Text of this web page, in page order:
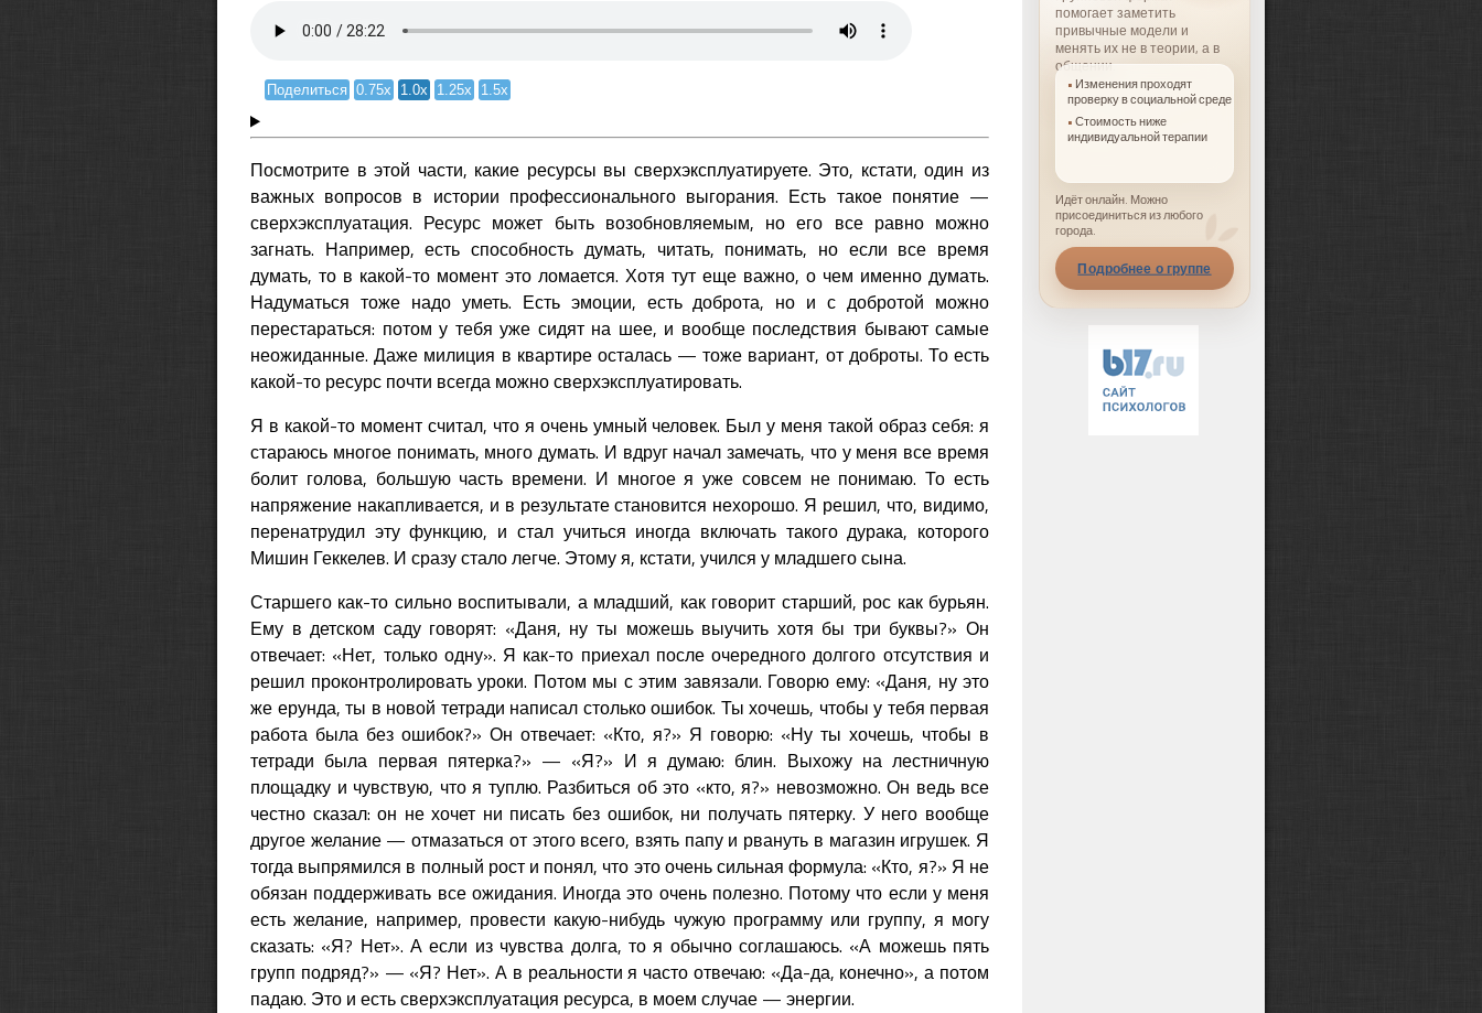
Поделиться 0.75x 1.0x 1.25x 1.5x
Посмотрите в этой части, какие ресурсы вы сверхэксплуатируете. Это, кстати, один из
важных вопросов в истории профессионального выгорания. Есть такое понятие —
сверхэксплуатация. Ресурс может быть возобновляемым, но его все равно можно
загнать. Например, есть способность думать, читать, понимать, но если все время
думать, то в какой-то момент это ломается. Хотя тут еще важно, о чем именно думать.
Надуматься тоже надо уметь. Есть эмоции, есть доброта, но и с добротой можно
перестараться: потом у тебя уже сидят на шее, и вообще последствия бывают самые
неожиданные. Даже милиция в квартире осталась — тоже вариант, от доброты. То есть
какой-то ресурс почти всегда можно сверхэксплуатировать.
Я в какой-то момент считал, что я очень умный человек. Был у меня такой образ себя: я
стараюсь многое понимать, много думать. И вдруг начал замечать, что у меня все время
болит голова, большую часть времени. И многое я уже совсем не понимаю. То есть
напряжение накапливается, и в результате становится нехорошо. Я решил, что, видимо,
перенатрудил эту функцию, и стал учиться иногда включать такого дурака, которого
Мишин Геккелев. И сразу стало легче. Этому я, кстати, учился у младшего сына.
Старшего как-то сильно воспитывали, а младший, как говорит старший, рос как бурьян.
Ему в детском саду говорят: «Даня, ну ты можешь выучить хотя бы три буквы?» Он
отвечает: «Нет, только одну». Я как-то приехал после очередного долгого отсутствия и
решил проконтролировать уроки. Потом мы с этим завязали. Говорю ему: «Даня, ну это
же ерунда, ты в новой тетради написал столько ошибок. Ты хочешь, чтобы у тебя первая
работа была без ошибок?» Он отвечает: «Кто, я?» Я говорю: «Ну ты хочешь, чтобы в
тетради была первая пятерка?» — «Я?» И я думаю: блин. Выхожу на лестничную
площадку и чувствую, что я туплю. Разбиться об это «кто, я?» невозможно. Он ведь все
честно сказал: он не хочет ни писать без ошибок, ни получать пятерку. У него вообще
другое желание — отмазаться от этого всего, взять папу и рвануть в магазин игрушек. Я
тогда выпрямился в полный рост и понял, что это очень сильная формула: «Кто, я?» Я не
обязан поддерживать все ожидания. Иногда это очень полезно. Потому что если у меня
есть желание, например, провести какую-нибудь чужую программу или группу, я могу
сказать: «Я? Нет». А если из чувства долга, то я обычно соглашаюсь. «А можешь пять
групп подряд?» — «Я? Нет». А в реальности я часто отвечаю: «Да-да, конечно», а потом
падаю. Это и есть сверхэксплуатация ресурса, в моем случае — энергии.
помогает заметить
привычные модели и
менять их не в теории, а в
общении.
Изменения проходят
проверку в социальной среде
Стоимость ниже
индивидуальной терапии
Идёт онлайн. Можно
присоединиться из любого
города.
Подробнее о группе